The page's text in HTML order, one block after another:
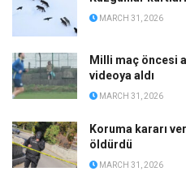
MARCH 31, 2026
Milli maç öncesi
videoya aldı
MARCH 31, 2026
Koruma kararı
öldürdü
MARCH 31, 2026